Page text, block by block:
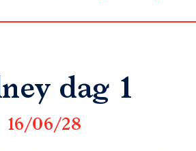
dag 1
16/06/28